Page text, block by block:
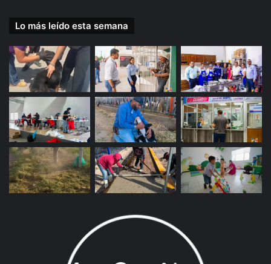
Lo más leído esta semana